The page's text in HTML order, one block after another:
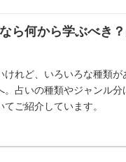
ら何から学ぶべき
けれど、いろいろな種類
。占いの種類やジャンル
てご紹介しています。